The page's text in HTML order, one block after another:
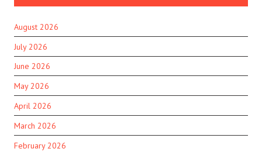
August 2026
July 2026
June 2026
May 2026
April 2026
March 2026
February 2026